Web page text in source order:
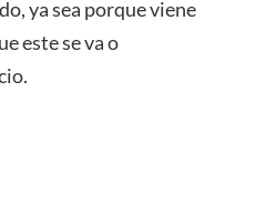
ya sea porque viene
este se va o